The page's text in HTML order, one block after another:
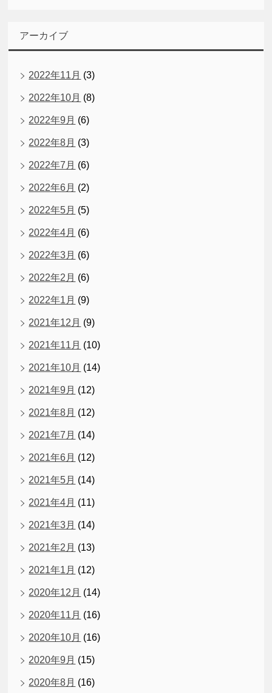
アーカイブ
2022年11月 (3)
2022年10月 (8)
2022年9月 (6)
2022年8月 (3)
2022年7月 (6)
2022年6月 (2)
2022年5月 (5)
2022年4月 (6)
2022年3月 (6)
2022年2月 (6)
2022年1月 (9)
2021年12月 (9)
2021年11月 (10)
2021年10月 (14)
2021年9月 (12)
2021年8月 (12)
2021年7月 (14)
2021年6月 (12)
2021年5月 (14)
2021年4月 (11)
2021年3月 (14)
2021年2月 (13)
2021年1月 (12)
2020年12月 (14)
2020年11月 (16)
2020年10月 (16)
2020年9月 (15)
2020年8月 (16)